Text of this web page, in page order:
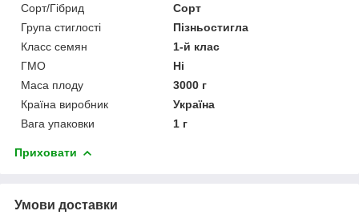
Сорт/Гібрид
Сорт
Група стиглості
Пізньостигла
Класс семян
1-й клас
ГМО
Ні
Маса плоду
3000 г
Країна виробник
Україна
Вага упаковки
1 г
Приховати
Умови доставки